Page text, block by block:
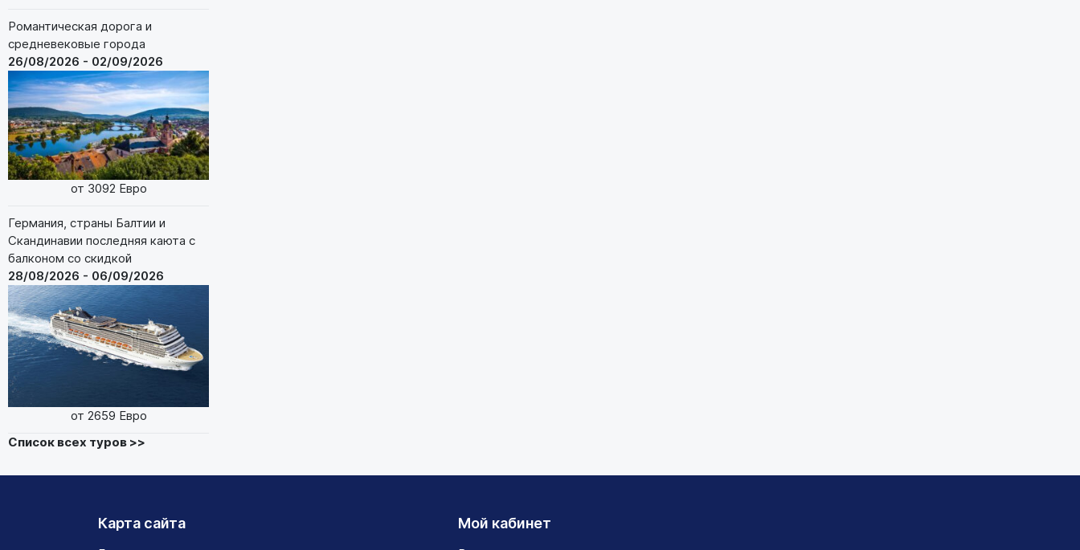
Романтическая дорога и
средневековые города
26/08/2026 - 02/09/2026
от 3092 Евро
Германия, страны Балтии и
Скандинавии последняя каюта с
балконом со скидкой
28/08/2026 - 06/09/2026
от 2659 Евро
Список всех туров >>
Карта сайта Мой кабинет